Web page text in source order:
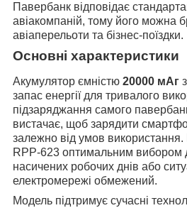
Павербанк відповідає
авіакомпаній, тому його можна
авіаперельоти та бізнес-поїздки.
Основні характеристики
Акумулятор ємністю 20000 мАг
запас енергії для тривалого
підзаряджання самого
вистачає, щоб зарядити
залежно від умов
RPP-623 оптимальним вибором
насичених робочих днів або
електромережі обмежений.
Модель підтримує сучасні